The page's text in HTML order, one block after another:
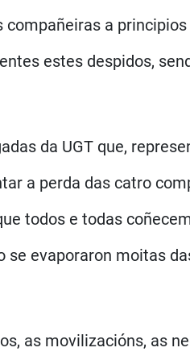
a
estes despidos,
da UGT que,
a perda das catro
todos e todas
evaporaron moitas
as movilizacións, as